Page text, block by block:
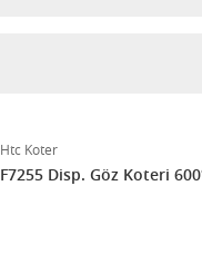
Htc Koter
F7255 Disp. Göz Koteri